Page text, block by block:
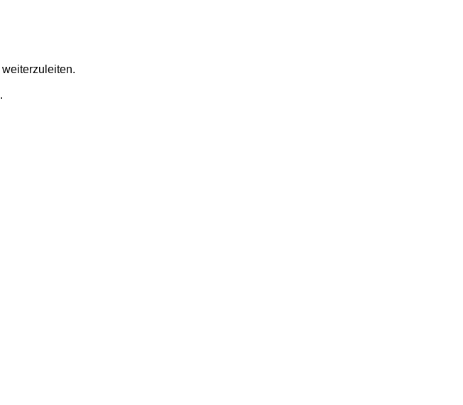
weiterzuleiten.
.